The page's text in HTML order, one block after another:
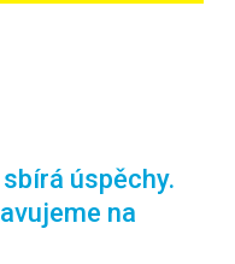
úspěchy.
na